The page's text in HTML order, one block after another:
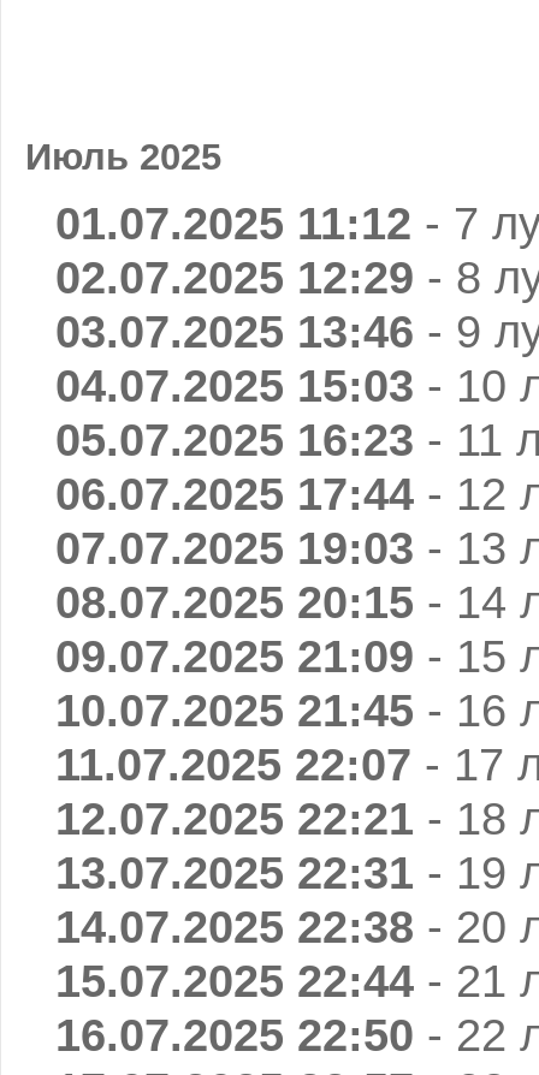
Июль 2025
01.07.2025 11:12 - 7
02.07.2025 12:29 - 8
03.07.2025 13:46 - 9
04.07.2025 15:03 - 10
05.07.2025 16:23 - 11
06.07.2025 17:44 - 12
07.07.2025 19:03 - 13
08.07.2025 20:15 - 14
09.07.2025 21:09 - 15
10.07.2025 21:45 - 16
11.07.2025 22:07 - 17
12.07.2025 22:21 - 18
13.07.2025 22:31 - 19
14.07.2025 22:38 - 20
15.07.2025 22:44 - 21
16.07.2025 22:50 - 22